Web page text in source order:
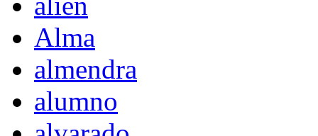
Alma
almendra
alumno